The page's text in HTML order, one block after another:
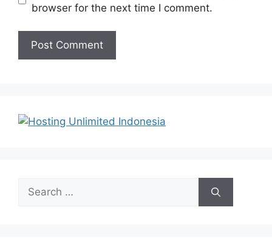
browser for the next time I comment.
Search
for: